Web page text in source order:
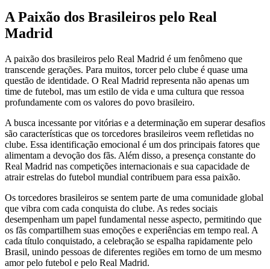
A Paixão dos Brasileiros pelo Real
Madrid
A paixão dos brasileiros pelo Real Madrid é um fenômeno que
transcende gerações. Para muitos, torcer pelo clube é quase uma
questão de identidade. O Real Madrid representa não apenas um
time de futebol, mas um estilo de vida e uma cultura que ressoa
profundamente com os valores do povo brasileiro.
A busca incessante por vitórias e a determinação em superar desafios
são características que os torcedores brasileiros veem refletidas no
clube. Essa identificação emocional é um dos principais fatores que
alimentam a devoção dos fãs. Além disso, a presença constante do
Real Madrid nas competições internacionais e sua capacidade de
atrair estrelas do futebol mundial contribuem para essa paixão.
Os torcedores brasileiros se sentem parte de uma comunidade global
que vibra com cada conquista do clube. As redes sociais
desempenham um papel fundamental nesse aspecto, permitindo que
os fãs compartilhem suas emoções e experiências em tempo real. A
cada título conquistado, a celebração se espalha rapidamente pelo
Brasil, unindo pessoas de diferentes regiões em torno de um mesmo
amor pelo futebol e pelo Real Madrid.